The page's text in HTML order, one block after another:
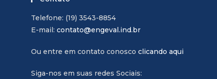
Telefone: (19) 3543-8854
E-mail:contato@engeval.ind.br
Ou entre em contato conoscoclicando aqui
Siga-nos em suas redes Sociais: